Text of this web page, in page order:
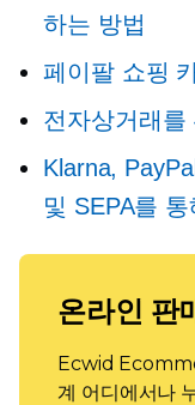
하는 방법
페이팔 쇼핑
전자상거래
Klarna,
및 SEPA를
온라인 판
Ecwid
계 어디에서나